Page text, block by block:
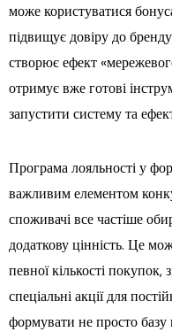
може користуватися
підвищує довіру до
створює ефект
отримує вже готові
запустити систему та
Програма лояльності у
важливим елементом
споживачі все частіше
додаткову цінність. Це
певної кількості
спеціальні акції для
формувати не просто